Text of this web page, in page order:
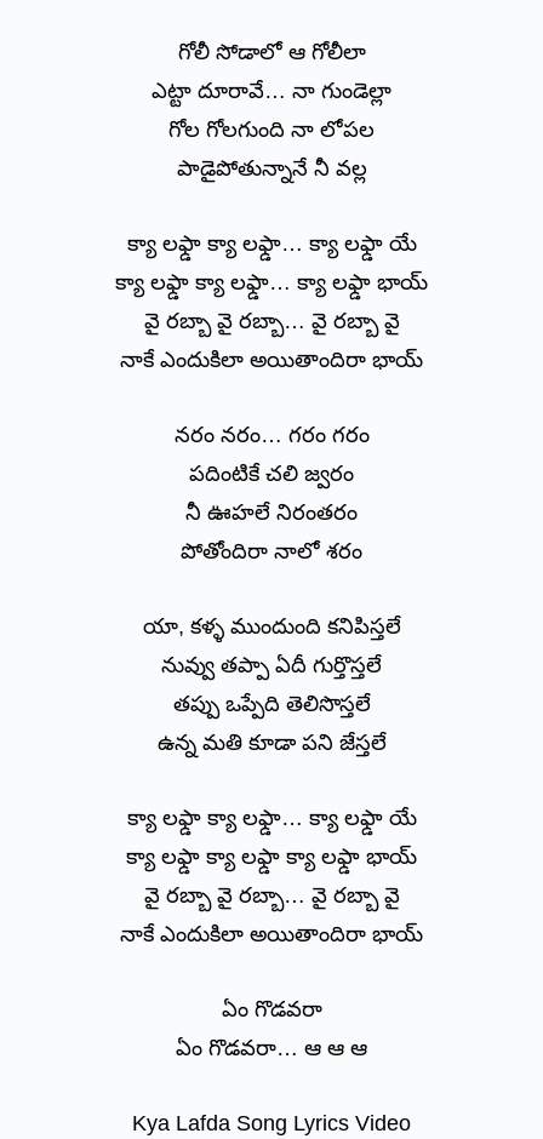
గోలీ సోడాలో ఆ గోలీలా
ఎట్టా దూరావే… నా గుండెల్లా
గోల గోలగుంది నా లోపల
పాడైపోతున్నానే నీ వల్ల
క్యా లఫ్డా క్యా లఫ్డా… క్యా లఫ్డా యే
క్యా లఫ్డా క్యా లఫ్డా… క్యా లఫ్డా భాయ్
వై రబ్బా వై రబ్బా… వై రబ్బా వై
నాకే ఎందుకిలా అయితాందిరా భాయ్
నరం నరం… గరం గరం
పదింటికే చలి జ్వరం
నీ ఊహలే నిరంతరం
పోతోందిరా నాలో శరం
యా, కళ్ళ ముందుంది కనిపిస్తలే
నువ్వు తప్పా ఏదీ గుర్తొస్తలే
తప్పు ఒప్పేది తెలిసొస్తలే
ఉన్న మతి కూడా పని జేస్తలే
క్యా లఫ్డా క్యా లఫ్డా… క్యా లఫ్డా యే
క్యా లఫ్డా క్యా లఫ్డా క్యా లఫ్డా భాయ్
వై రబ్బా వై రబ్బా… వై రబ్బా వై
నాకే ఎందుకిలా అయితాందిరా భాయ్
ఏం గొడవరా
ఏం గొడవరా… ఆ ఆ ఆ
Kya Lafda Song Lyrics Video